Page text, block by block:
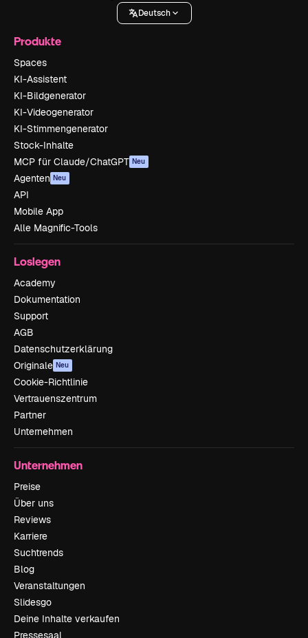
Deutsch
Produkte
Spaces
KI-Assistent
KI-Bildgenerator
KI-Videogenerator
KI-Stimmengenerator
Stock-Inhalte
MCP für Claude/ChatGPT Neu
Agenten Neu
API
Mobile App
Alle Magnific-Tools
Loslegen
Academy
Dokumentation
Support
AGB
Datenschutzerklärung
Originale Neu
Cookie-Richtlinie
Vertrauenszentrum
Partner
Unternehmen
Unternehmen
Preise
Über uns
Reviews
Karriere
Suchtrends
Blog
Veranstaltungen
Slidesgo
Deine Inhalte verkaufen
Pressesaal